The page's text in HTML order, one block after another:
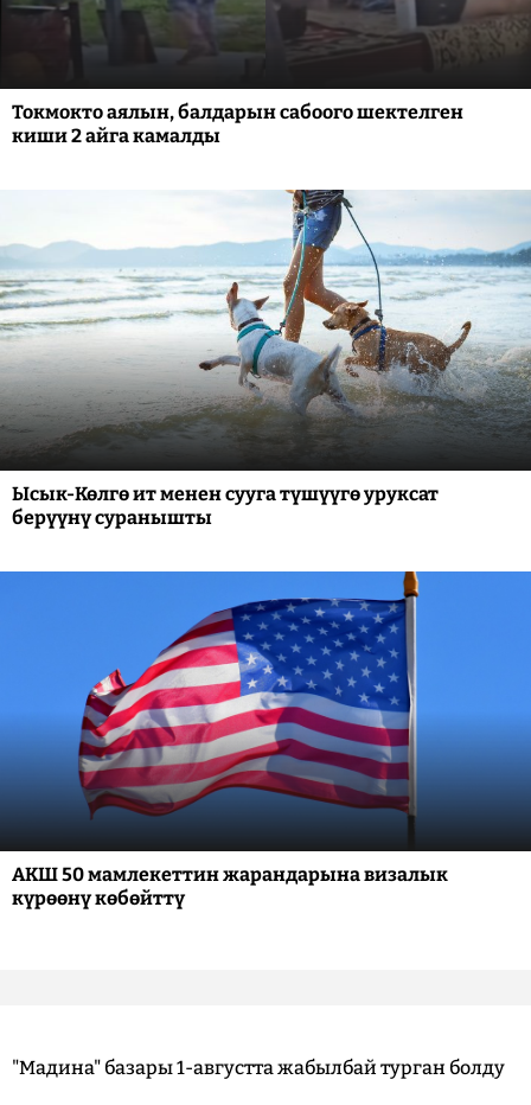
Токмокто аялын, балдарын сабоого шектелген
киши 2 айга камалды
Ысык-Көлгө ит менен сууга түшүүгө уруксат
берүүнү суранышты
АКШ 50 мамлекеттин жарандарына визалык
күрөөнү көбөйттү
"Мадина" базары 1-августта жабылбай турган болду